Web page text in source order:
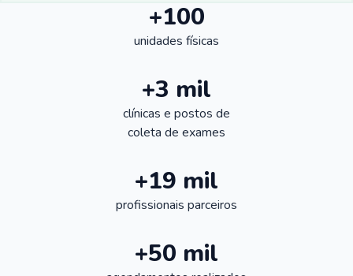
+100
unidades físicas
+3 mil
clínicas e postos de
coleta de exames
+19 mil
profissionais parceiros
+50 mil